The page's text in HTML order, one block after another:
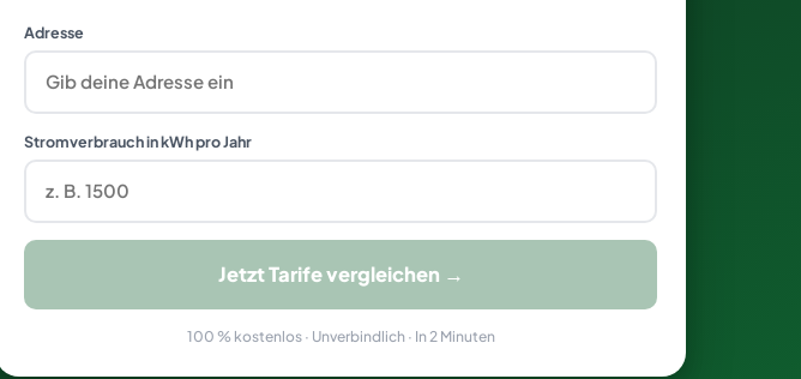
Adresse
Stromverbrauch in kWh pro Jahr
Jetzt Tarife vergleichen →
100 % kostenlos · Unverbindlich · In 2 Minuten